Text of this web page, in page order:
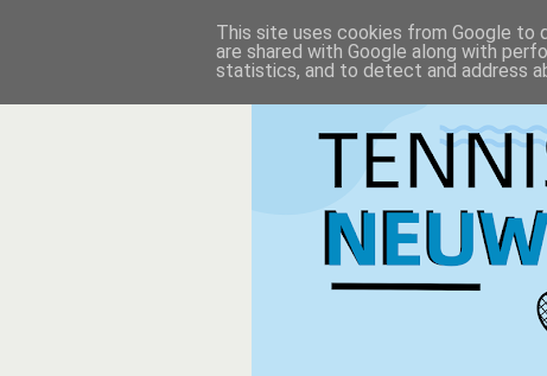
This site uses cookies from Google to
are shared with Google along with
statistics, and to detect and address